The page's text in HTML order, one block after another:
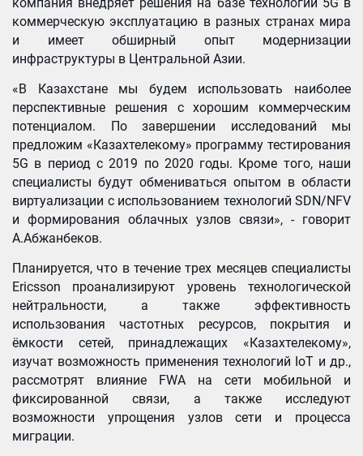
коммерческую эксплуатацию в разных странах мира
и имеет обширный опыт модернизации
инфраструктуры в Центральной Азии.
«В Казахстане мы будем использовать наиболее
перспективные решения с хорошим коммерческим
потенциалом. По завершении исследований мы
предложим «Казахтелекому» программу тестирования
5G в период с 2019 по 2020 годы. Кроме того, наши
специалисты будут обмениваться опытом в области
виртуализации с использованием технологий SDN/NFV
и формирования облачных узлов связи», - говорит
А.Абжанбеков.
Планируется, что в течение трех месяцев специалисты
Ericsson проанализируют уровень технологической
нейтральности, а также эффективность
использования частотных ресурсов, покрытия и
ёмкости сетей, принадлежащих «Казахтелекому»,
изучат возможность применения технологий IoT и др.,
рассмотрят влияние FWA на сети мобильной и
фиксированной связи, а также исследуют
возможности упрощения узлов сети и процесса
миграции.